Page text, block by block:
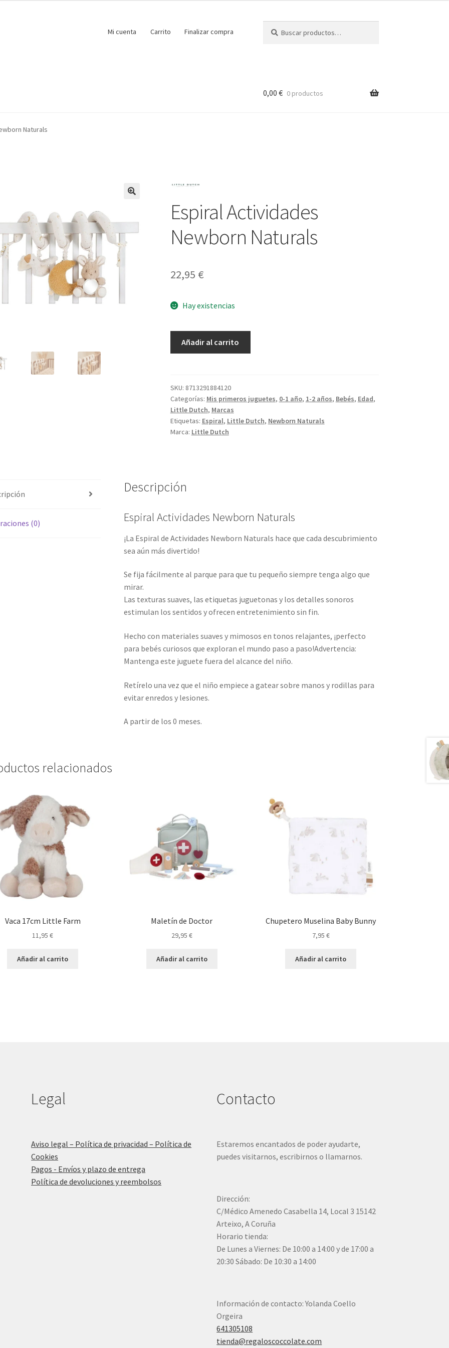
Mi cuenta Carrito Finalizar compra
por:
0,00 € 0 productos
Naturals
Espiral Actividades
Newborn Naturals
22,95 €
Hay existencias
cantidad
Añadir al carrito
SKU: 8713291884120
Categorías: Mis primeros juguetes, 0-1 año, 1-2 años, Bebés, Edad,
Little Dutch, Marcas
Etiquetas: Espiral, Little Dutch, Newborn Naturals
Marca: Little Dutch
(0)
Descripción
Espiral Actividades Newborn Naturals
¡La Espiral de Actividades Newborn Naturals hace que cada descubrimiento
sea aún más divertido!
Se fija fácilmente al parque para que tu pequeño siempre tenga algo que
mirar.
Las texturas suaves, las etiquetas juguetonas y los detalles sonoros
estimulan los sentidos y ofrecen entretenimiento sin fin.
Hecho con materiales suaves y mimosos en tonos relajantes, ¡perfecto
para bebés curiosos que exploran el mundo paso a paso!Advertencia:
Mantenga este juguete fuera del alcance del niño.
Retírelo una vez que el niño empiece a gatear sobre manos y rodillas para
evitar enredos y lesiones.
A partir de los 0 meses.
relacionados
Vaca 17cm Little Farm
11,95€
Añadir al carrito
Maletín de Doctor
29,95 €
Añadir al carrito
Chupetero Muselina Baby Bunny
7,95 €
Añadir al carrito
Legal
Aviso legal – Política de privacidad – Política de
Cookies
Pagos - Envíos y plazo de entrega
Política de devoluciones y reembolsos
Contacto
Estaremos encantados de poder ayudarte,
puedes visitarnos, escribirnos o llamarnos.
Dirección:
C/Médico Amenedo Casabella 14, Local 3 15142
Arteixo, A Coruña
Horario tienda:
De Lunes a Viernes: De 10:00 a 14:00 y de 17:00 a
20:30 Sábado: De 10:30 a 14:00
Información de contacto: Yolanda Coello
Orgeira
641305108
tienda@regaloscoccolate.com